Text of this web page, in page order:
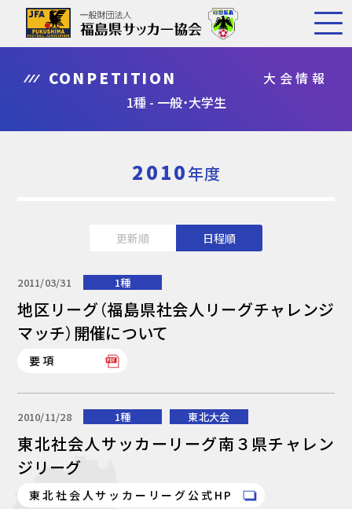
CONPETITION
大会情報
1種 - 一般・大学生
2010年度
更新順 日程順
2011/03/31 1種
地区リーグ（福島県社会人リーグチャレンジ
マッチ）開催について
要項
2010/11/28 1種 東北大会
東北社会人サッカーリーグ南３県チャレン
ジリーグ
東北社会人サッカーリーグ公式HP